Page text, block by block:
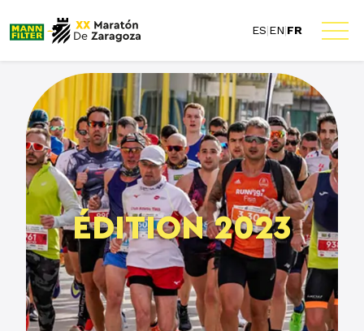
ES|EN|FR
ÉDITION 2023